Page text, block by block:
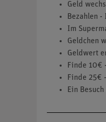
Geld
Bezahlen -
Im
Geldchen
Geldwert
Finde 10€
Finde 25€
Ein